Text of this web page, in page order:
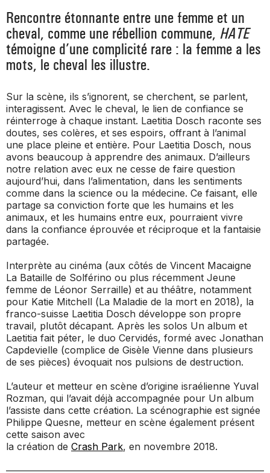
Rencontre étonnante entre une femme et un
cheval, comme une rébellion commune, HATE
témoigne d’une complicité rare : la femme a les
mots, le cheval les illustre.
Sur la scène, ils s’ignorent, se cherchent, se parlent,
interagissent. Avec le cheval, le lien de confiance se
réinterroge à chaque instant. Laetitia Dosch raconte ses
doutes, ses colères, et ses espoirs, offrant à l’animal
une place pleine et entière. Pour Laetitia Dosch, nous
avons beaucoup à apprendre des animaux. D’ailleurs
notre relation avec eux ne cesse de faire question
aujourd’hui, dans l’alimentation, dans les sentiments
comme dans la science ou la médecine. Ce faisant, elle
partage sa conviction forte que les humains et les
animaux, et les humains entre eux, pourraient vivre
dans la confiance éprouvée et réciproque et la fantaisie
partagée.
Interprète au cinéma (aux côtés de Vincent Macaigne
La Bataille de Solférino ou plus récemment Jeune
femme de Léonor Serraille) et au théâtre, notamment
pour Katie Mitchell (La Maladie de la mort en 2018), la
franco-suisse Laetitia Dosch développe son propre
travail, plutôt décapant. Après les solos Un album et
Laetitia fait péter, le duo Cervidés, formé avec Jonathan
Capdevielle (complice de Gisèle Vienne dans plusieurs
de ses pièces) évoquait nos pulsions de destruction.
L’auteur et metteur en scène d’origine israélienne Yuval
Rozman, qui l’avait déjà accompagnée pour Un album
l’assiste dans cette création. La scénographie est signée
Philippe Quesne, metteur en scène également présent
cette saison avec
la création de Crash Park, en novembre 2018.